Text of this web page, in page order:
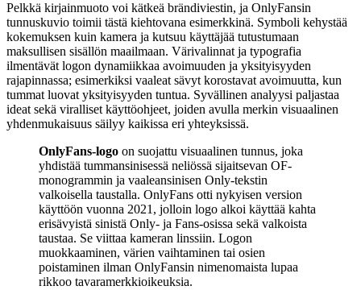
Pelkkä kirjainmuoto voi kätkeä brändiviestin, ja OnlyFansin
tunnuskuvio toimii tästä kiehtovana esimerkkinä. Symboli kehystää
kokemuksen kuin kamera ja kutsuu käyttäjää tutustumaan
maksullisen sisällön maailmaan. Värivalinnat ja typografia
ilmentävät logon dynamiikkaa avoimuuden ja yksityisyyden
rajapinnassa; esimerkiksi vaaleat sävyt korostavat avoimuutta, kun
tummat luovat yksityisyyden tuntua. Syvällinen analyysi paljastaa
ideat sekä viralliset käyttöohjeet, joiden avulla merkin visuaalinen
yhdenmukaisuus säilyy kaikissa eri yhteyksissä.
OnlyFans-logo on suojattu visuaalinen tunnus, joka
yhdistää tummansinisessä neliössä sijaitsevan OF-
monogrammin ja vaaleansinisen Only-tekstin
valkoisella taustalla. OnlyFans otti nykyisen version
käyttöön vuonna 2021, jolloin logo alkoi käyttää kahta
erisävyistä sinistä Only- ja Fans-osissa sekä valkoista
taustaa. Se viittaa kameran linssiin. Logon
muokkaaminen, värien vaihtaminen tai osien
poistaminen ilman OnlyFansin nimenomaista lupaa
rikkoo tavaramerkkioikeuksia.